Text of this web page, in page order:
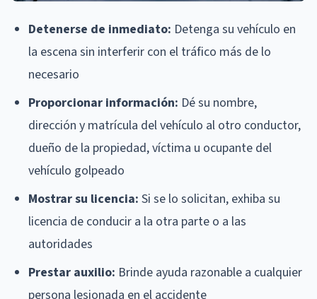
Detenerse de inmediato: Detenga su vehículo en
la escena sin interferir con el tráfico más de lo
necesario
Proporcionar información: Dé su nombre,
dirección y matrícula del vehículo al otro conductor,
dueño de la propiedad, víctima u ocupante del
vehículo golpeado
Mostrar su licencia: Si se lo solicitan, exhiba su
licencia de conducir a la otra parte o a las
autoridades
Prestar auxilio: Brinde ayuda razonable a cualquier
persona lesionada en el accidente